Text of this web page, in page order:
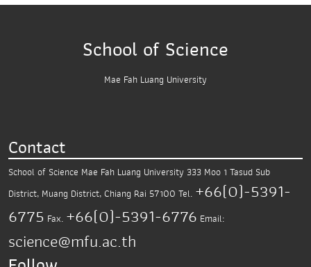
School of Science
Mae Fah Luang University
Contact
School of Science Mae Fah Luang University 333 Moo 1 Tasud Sub
District, Muang District, Chiang Rai 57100 Tel. +66(0)-5391-
6775 Fax. +66(0)-5391-6776 Email:
science@mfu.ac.th